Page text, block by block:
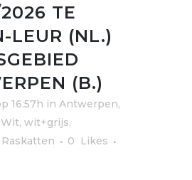
TE
LEUR (NL.)
(B.)
16:57h in Antwerpen,
wit+grijs,
Raskatten 0
Likes